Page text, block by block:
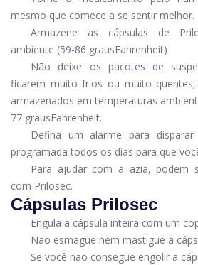
mesmo que comece a se sentir melhor.
Armazene as cápsulas de
ambiente (59-86 grausFahrenheit)
Não deixe os pacotes de
ficarem muito frios ou muito
armazenados em temperaturas
77 grausFahrenheit.
Defina um alarme para
programada todos os dias para que
Para ajudar com a azia, podem
com Prilosec.
Cápsulas Prilosec
Engula a cápsula inteira com um
Não esmague nem mastigue a
Se você não consegue engolir a